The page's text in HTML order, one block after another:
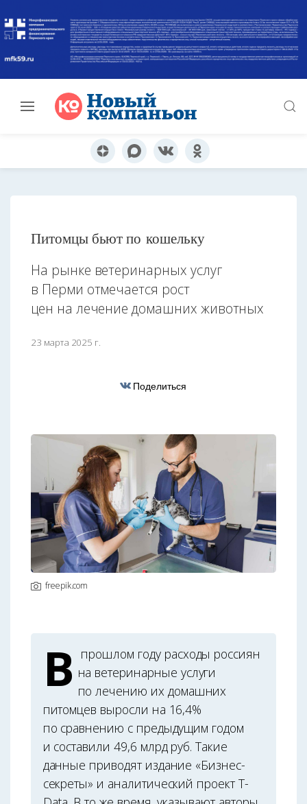
Питомцы бьют по кошельку
На рынке ветеринарных услуг
в Перми отмечается рост
цен на лечение домашних животных
23 марта 2025 г.
Поделиться
freepik.com
В прошлом году расходы россиян
на ветеринарные услуги
по лечению их домашних
питомцев выросли на 16,4%
по сравнению с предыдущим годом
и составили 49,6 млрд руб. Такие
данные приводят издание «Бизнес-
секреты» и аналитический проект T-